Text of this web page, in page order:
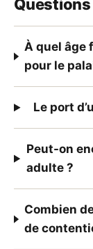
À quel âge
pour le
Le port
Peut-on
adulte ?
Combien
de